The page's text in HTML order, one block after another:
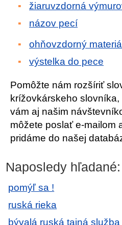
žiaruvzdorná
názov pecí
ohňovzdorný materiál
výstelka do pece
Pomôžte nám rozšíriť
krížovkárskeho
vám aj našim
môžete poslať e-mailom
pridáme do našej
Naposledy hľadané:
pomýľ sa !
ruská rieka
bývalá ruská tajná služba